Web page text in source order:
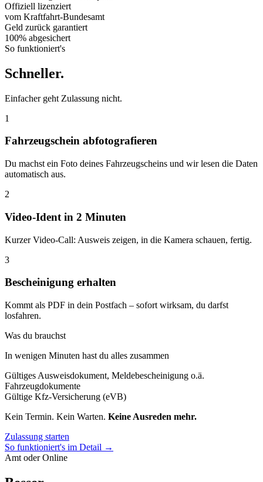
Offiziell lizenziert
vom Kraftfahrt-Bundesamt
Geld zurück garantiert
100% abgesichert
So funktioniert's
Schneller.
Einfacher geht Zulassung nicht.
1
Fahrzeugschein abfotografieren
Du machst ein Foto deines Fahrzeugscheins und wir lesen die Daten
automatisch aus.
2
Video-Ident in 2 Minuten
Kurzer Video-Call: Ausweis zeigen, in die Kamera schauen, fertig.
3
Bescheinigung erhalten
Kommt als PDF in dein Postfach – sofort wirksam, du darfst
losfahren.
Was du brauchst
In wenigen Minuten hast du alles zusammen
Gültiges Ausweisdokument, Meldebescheinigung o.ä.
Fahrzeugdokumente
Gültige Kfz-Versicherung (eVB)
Kein Termin. Kein Warten. Keine Ausreden mehr.
Zulassung starten
So funktioniert's im Detail →
Amt oder Online